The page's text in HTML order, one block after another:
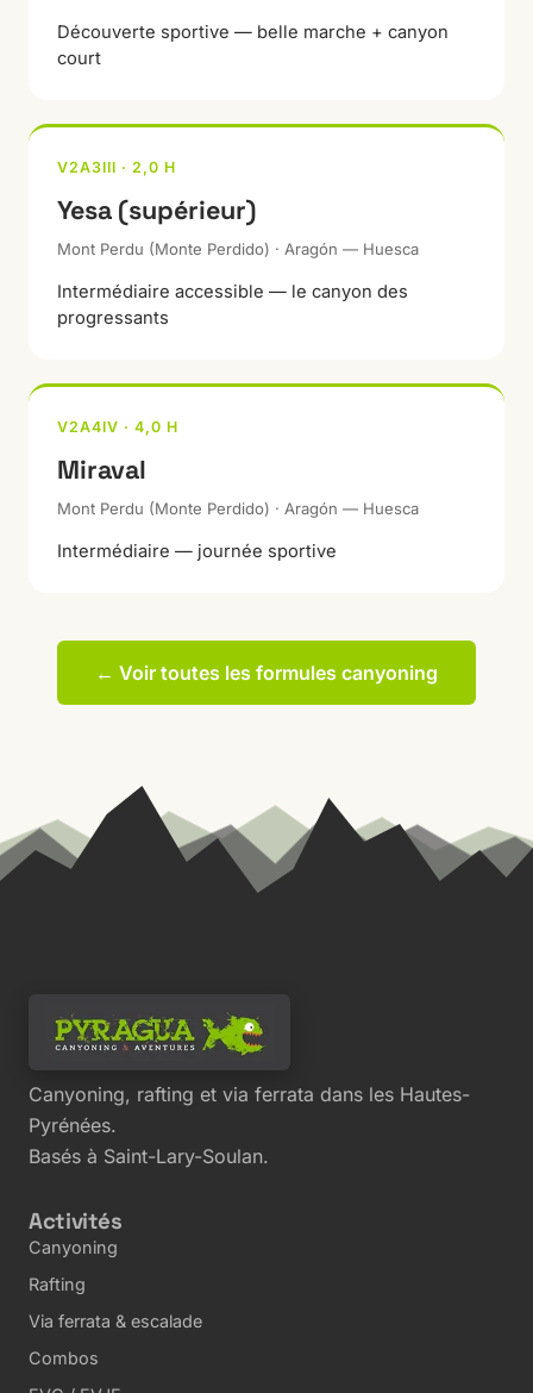
Découverte sportive — belle marche + canyon
court
V2A3III · 2,0 H
Yesa (supérieur)
Mont Perdu (Monte Perdido) · Aragón — Huesca
Intermédiaire accessible — le canyon des
progressants
V2A4IV · 4,0 H
Miraval
Mont Perdu (Monte Perdido) · Aragón — Huesca
Intermédiaire — journée sportive
← Voir toutes les formules canyoning
Canyoning, rafting et via ferrata dans les Hautes-
Pyrénées.
Basés à Saint-Lary-Soulan.
Activités
Canyoning
Rafting
Via ferrata & escalade
Combos